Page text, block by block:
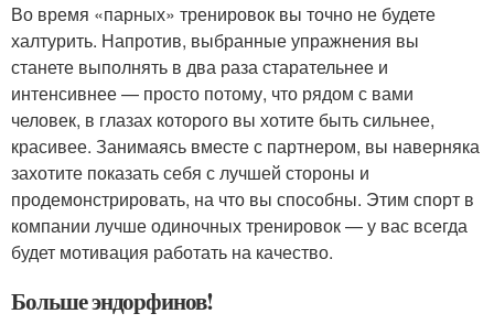
Во время «парных» тренировок вы точно не будете
халтурить. Напротив, выбранные упражнения вы
станете выполнять в два раза старательнее и
интенсивнее — просто потому, что рядом с вами
человек, в глазах которого вы хотите быть сильнее,
красивее. Занимаясь вместе с партнером, вы наверняка
захотите показать себя с лучшей стороны и
продемонстрировать, на что вы способны. Этим спорт в
компании лучше одиночных тренировок — у вас всегда
будет мотивация работать на качество.
Больше эндорфинов!